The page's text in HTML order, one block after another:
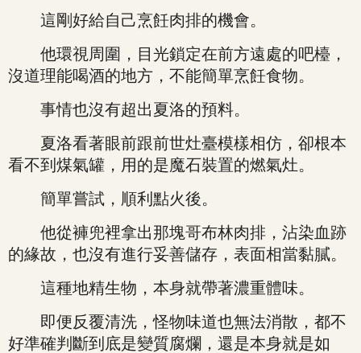
這剛好給自己烹飪肉排的機會。
他環視周圍，目光鎖定在前方遠處的吧檯，
沒道理能喝酒的地方，不能簡單烹飪食物。
事情也沒有超出夏洛的預料。
夏洛看著眼前跟前世灶臺模樣相仿，卻根本
看不到煤氣罐，用的是魔石裝置的燃氣灶。
簡單嘗試，順利點火後。
他從褲兜裡拿出那塊哥布林肉排，沾染血跡
的緣故，也沒有進行妥善儲存，表面相當黏膩。
這種地精生物，本身就帶著濃重體味。
即便反覆清洗，怪物味道也無法消散，都不
好準確判斷到底是變質腐爛，還是本身就是如